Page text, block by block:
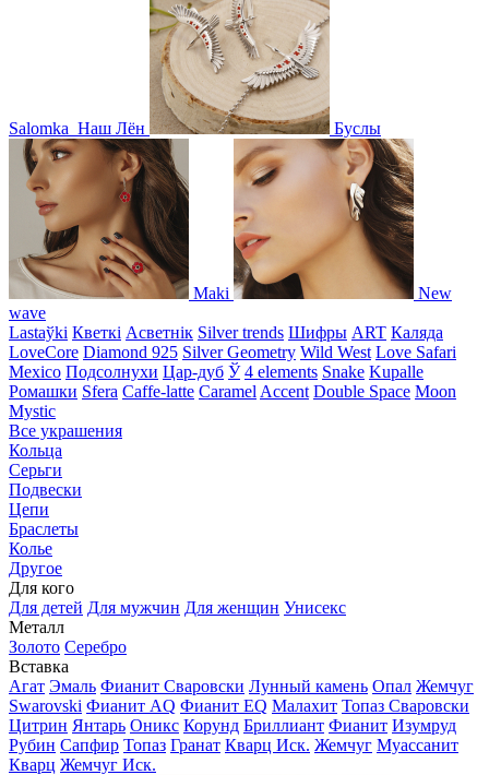
Salomka Наш Лён Буслы
Maki
New
wave
Lastaўki Кветкі Асветнiк Silver trends Шифры ART Каляда
LoveCore Diamond 925 Silver Geometry Wild West Love Safari
Mexico Подсолнухи Цар-дуб Ў 4 elements Snake Kupalle
Ромашки Sfera Caffe-latte Caramel Accent Double Space Moon
Mystic
Все украшения
Кольца
Серьги
Подвески
Цепи
Браслеты
Колье
Другое
Для кого
Для детей Для мужчин Для женщин Унисекс
Металл
Золото Серебро
Вставка
Агат Эмаль Фианит Сваровски Лунный камень Опал Жемчуг
Swarovski Фианит AQ Фианит EQ Малахит Топаз Сваровски
Цитрин Янтарь Оникс Корунд Бриллиант Фианит Изумруд
Рубин Сапфир Топаз Гранат Кварц Иск. Жемчуг Муассанит
Кварц Жемчуг Иск.